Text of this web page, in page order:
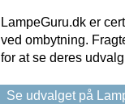
LampeGuru.dk er
ved ombytning.
for at se deres
Se udvalget på